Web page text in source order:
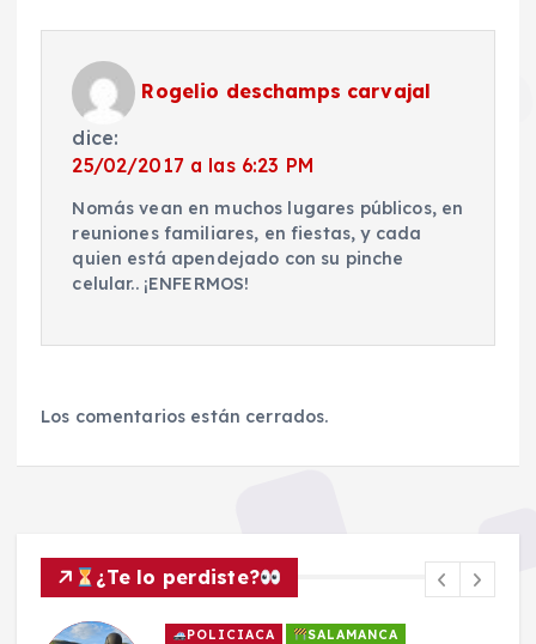
Rogelio deschamps carvajal
dice:
25/02/2017 a las 6:23 PM
Nomás vean en muchos lugares públicos, en
reuniones familiares, en fiestas, y cada
quien está apendejado con su pinche
celular.. ¡ENFERMOS!
Los comentarios están cerrados.
¿Te lo perdiste?
POLICIACA SALAMANCA